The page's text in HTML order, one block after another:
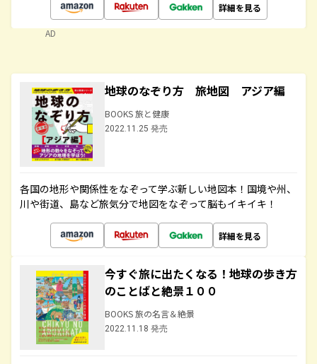
詳細を見る
AD
地球のなぞり方 旅地図 アジア編
BOOKS 旅と健康
2022.11.25 発売
各国の地形や関係性をなぞって学ぶ新しい地図本！国境や州、
川や街道、島など旅気分で地図をなぞって脳もイキイキ！
詳細を見る
今すぐ旅に出たくなる！地球の歩き方
のことばと絶景１００
BOOKS 旅の名言＆絶景
2022.11.18 発売